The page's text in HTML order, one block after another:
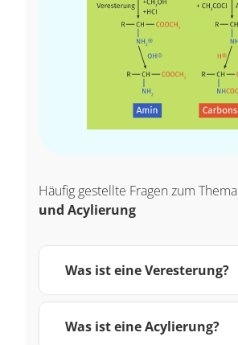
Häufig gestellte Fragen zum Thema
und Acylierung
Was ist eine Veresterung?
Was ist eine Acylierung?